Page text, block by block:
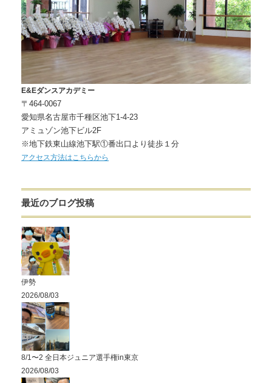
E&Eダンスアカデミー
〒464-0067
愛知県名古屋市千種区池下1-4-23
アミュゾン池下ビル2F
※地下鉄東山線池下駅①番出口より徒歩１分
アクセス方法はこちらから
最近のブログ投稿
伊勢
2026/08/03
8/1〜2 全日本ジュニア選手権in東京
2026/08/03